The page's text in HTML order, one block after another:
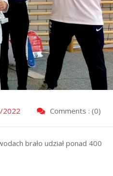
2022 Comments : (0)
brało udział ponad 400